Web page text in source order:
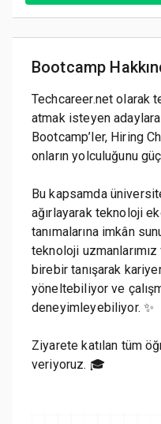
Bootcamp
Techcareer.net olarak
atmak isteyen
Bootcamp’ler, Hiring
onların yolculuğunu
Bu kapsamda
ağırlayarak teknoloji
tanımalarına imkân
teknoloji
birebir tanışarak
yöneltebiliyor ve
deneyimleyebiliyor. ✨
Ziyarete katılan tüm
veriyoruz. 🎓